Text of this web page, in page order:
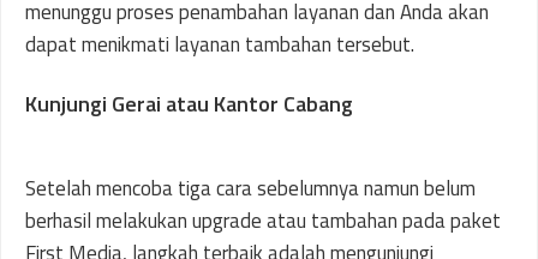
menunggu proses penambahan layanan dan Anda akan
dapat menikmati layanan tambahan tersebut.
Kunjungi Gerai atau Kantor Cabang
Setelah mencoba tiga cara sebelumnya namun belum
berhasil melakukan upgrade atau tambahan pada paket